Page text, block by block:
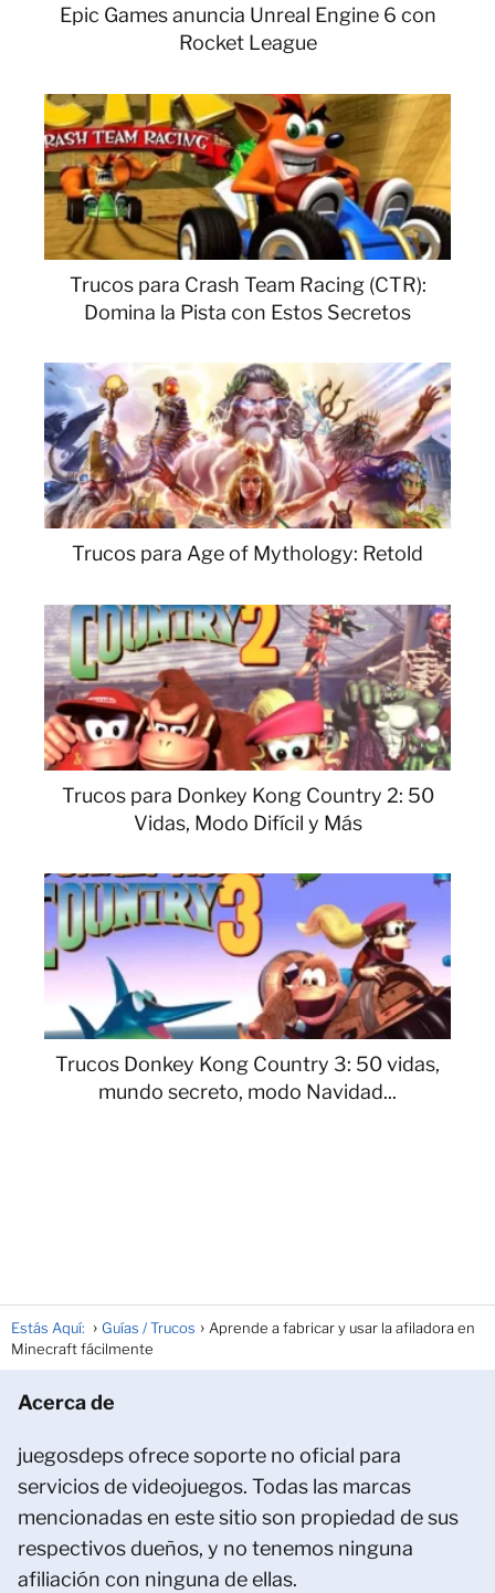
Epic Games anuncia Unreal Engine 6 con
Rocket League
Trucos para Crash Team Racing (CTR):
Domina la Pista con Estos Secretos
Trucos para Age of Mythology: Retold
Trucos para Donkey Kong Country 2: 50
Vidas, Modo Difícil y Más
Trucos Donkey Kong Country 3: 50 vidas,
mundo secreto, modo Navidad...
Estás Aquí: Guías / Trucos
Aprende a fabricar y usar la afiladora en
Minecraft fácilmente
Acerca de
juegosdeps ofrece soporte no oficial para
servicios de videojuegos. Todas las marcas
mencionadas en este sitio son propiedad de sus
respectivos dueños, y no tenemos ninguna
afiliación con ninguna de ellas.